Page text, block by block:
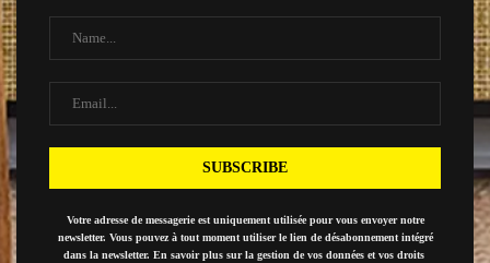
Votre adresse de messagerie est uniquement utilisée pour vous envoyer notre
newsletter. Vous pouvez à tout moment utiliser le lien de désabonnement intégré
dans la newsletter. En savoir plus sur la gestion de vos données et vos droits